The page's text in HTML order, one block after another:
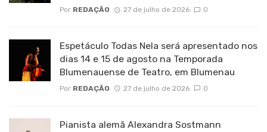
Por REDAÇÃO 27 de julho de 2026 0
Espetáculo Todas Nela será apresentado nos
dias 14 e 15 de agosto na Temporada
Blumenauense de Teatro, em Blumenau
Por REDAÇÃO 27 de julho de 2026 0
Pianista alemã Alexandra Sostmann